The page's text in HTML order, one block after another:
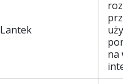
Lantek
na